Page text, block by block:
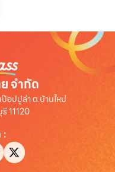
จำกัด
อปปูล่า ต.บ้านใหม่
11120
: